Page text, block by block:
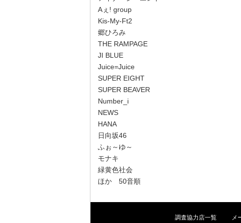
Aぇ! group
Kis-My-Ft2
郷ひろみ
THE RAMPAGE
JI BLUE
Juice=Juice
SUPER EIGHT
SUPER BEAVER
Number_i
NEWS
HANA
日向坂46
ふぉ～ゆ～
モナキ
緑黄色社会
ほか 50音順
調査協力店一覧 メ